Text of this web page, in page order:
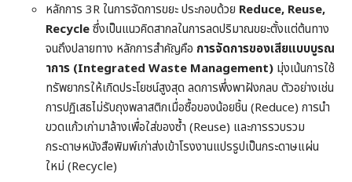
หลักการ 3R ในการจัดการขยะ ประกอบด้วย Reduce, Reuse,
Recycleซึ่งเป็นแนวคิดสากลในการลดปริมาณขยะตั้งแต่ต้นทาง
จนถึงปลายทาง หลักการสำคัญคือ การจัดการของเสียแบบบูรณ
าการ (Integrated Waste Management)มุ่งเน้นการใช้
ทรัพยากรให้เกิดประโยชน์สูงสุด ลดการพึ่งพาฝังกลบ ตัวอย่างเช่น
การปฏิเสธไม่รับถุงพลาสติกเมื่อซื้อของน้อยชิ้น (Reduce) การนำ
ขวดแก้วเก่ามาล้างเพื่อใส่ของซ้ำ (Reuse) และการรวบรวม
กระดาษหนังสือพิมพ์เก่าส่งเข้าโรงงานแปรรูปเป็นกระดาษแผ่น
ใหม่ (Recycle)